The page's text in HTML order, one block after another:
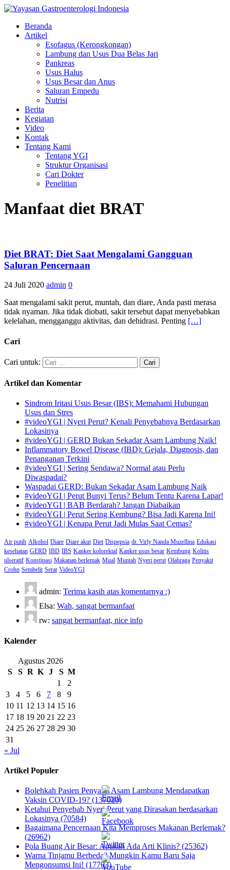
Beranda
Artikel
Esofagus (Kerongkongan)
Lambung dan Usus Dua Belas Jari
Pankreas
Usus Halus
Usus Besar dan Anus
Saluran Empedu
Nutrisi
Berita
Kegiatan
Video
Kontak
Tentang Kami
Tentang YGI
Struktur Organisasi
Cari Dokter
Penelitian
Manfaat diet BRAT
Diet BRAT: Diet Saat Mengalami Gangguan
Saluran Pencernaan
24 Juli 2020 admin 0
Saat mengalami sakit perut, muntah, dan diare, Anda pasti merasa
tidak nyaman. Jika tidak diobati, sakit tersebut dapat menyebabkan
kelelahan, mengganggu aktivitas, dan dehidrasi. Penting […]
Cari
Cari untuk:
Artikel dan Komentar
Sindrom Iritasi Usus Besar (IBS): Memahami Hubungan
Usus dan Stres
#videoYGI | Nyeri Perut? Kenali Penyebabnya Berdasarkan
Lokasinya
#videoYGI | GERD Bukan Sekadar Asam Lambung Naik!
Inflammatory Bowel Disease (IBD): Gejala, Diagnosis, dan
Penanganan Terkini
#videoYGI | Sering Sendawa? Normal atau Perlu
Diwaspadai?
Waspadai GERD: Bukan Sekadar Asam Lambung Naik
#videoYGI | Perut Bunyi Terus? Belum Tentu Karena Lapar!
#videoYGI | BAB Berdarah? Jangan Diabaikan
#videoYGI | Perut Sering Kembung? Bisa Jadi Karena Ini!
#videoYGI | Kenapa Perut Jadi Mulas Saat Cemas?
Air putih Alkohol Diare Diare akut Diet Dispepsia dr. Virly Nanda Muzellina Edukasi
kesehatan GERD IBD IBS Kanker kolorektal Kanker usus besar Kembung Kolitis
ulseratif Konstipasi Makanan berlemak Mual Muntah Nyeri perut Olahraga Penyakit
Crohn Sembelit Serat VideoYGI
admin: Terima kasih atas komentarnya :)
Elsa: Wah, sangat bermanfaat
rw: sangat bermanfaat, nice info
Kalender
Agustus 2026
S
S R K J S M
1
2
3
4 5 6 7 8
9
10 11 12 13 14 15 16
17 18 19 20 21 22 23
24 25 26 27 28 29 30
31
« Jul
Artikel Populer
Bolehkah Pasien Penyakit Asam Lambung Mendapatkan
Vaksin COVID-19? (137020)
Ketahui Penyebab Nyeri Perut yang Dirasakan berdasarkan
Lokasinya (70584)
Bagaimana Pencernaan Kita Memproses Makanan Berlemak?
(26962)
Pola Buang Air Besar: Apakah Ada Arti Klinis? (25362)
Warna Tinjamu Berbeda? Mungkin Kamu Baru Saja
Mengonsumsi Ini! (17703)